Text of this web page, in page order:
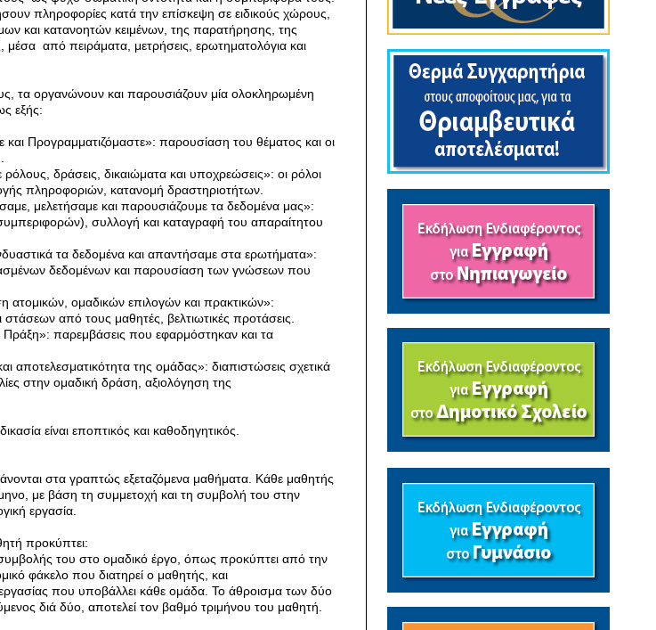
πληροφορίες κατά την επίσκεψη σε ειδικούς χώρους,
και κατανοητών κειμένων, της παρατήρησης, της
από πειράματα, μετρήσεις, ερωτηματολόγια και
τα οργανώνουν και παρουσιάζουν μία ολοκληρωμένη
εξής:
Προγραμματιζόμαστε»: παρουσίαση του θέματος και οι
δράσεις, δικαιώματα και υποχρεώσεις»: οι ρόλοι
πληροφοριών, κατανομή δραστηριοτήτων.
μελετήσαμε και παρουσιάζουμε τα δεδομένα μας»:
συλλογή και καταγραφή του απαραίτητου
τα δεδομένα και απαντήσαμε στα ερωτήματα»:
δεδομένων και παρουσίαση των γνώσεων που
ατομικών, ομαδικών επιλογών και πρακτικών»:
από τους μαθητές, βελτιωτικές προτάσεις.
παρεμβάσεις που εφαρμόστηκαν και τα
αποτελεσματικότητα της ομάδας»: διαπιστώσεις σχετικά
στην ομαδική δράση, αξιολόγηση της
είναι εποπτικός και καθοδηγητικός.
στα γραπτώς εξεταζόμενα μαθήματα. Κάθε μαθητής
με βάση τη συμμετοχή και τη συμβολή του στην
εργασία.
προκύπτει:
του στο ομαδικό έργο, όπως προκύπτει από την
φάκελο που διατηρεί ο μαθητής, και
που υποβάλλει κάθε ομάδα. Το άθροισμα των δύο
διά δύο, αποτελεί τον βαθμό τριμήνου του μαθητή.